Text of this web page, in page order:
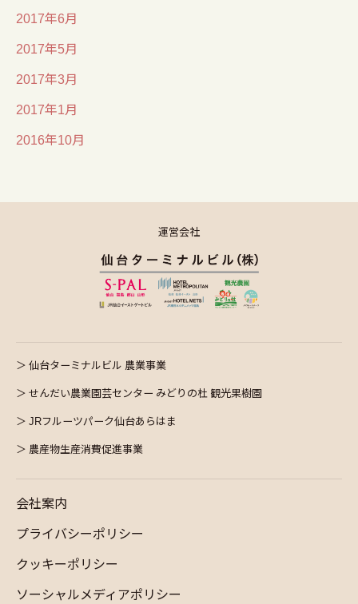
2017年6月
2017年5月
2017年3月
2017年1月
2016年10月
運営会社
仙台ターミナルビル 農業事業
せんだい農業園芸センター みどりの杜 観光果樹園
JRフルーツパーク仙台あらはま
農産物生産消費促進事業
会社案内
プライバシーポリシー
クッキーポリシー
ソーシャルメディアポリシー